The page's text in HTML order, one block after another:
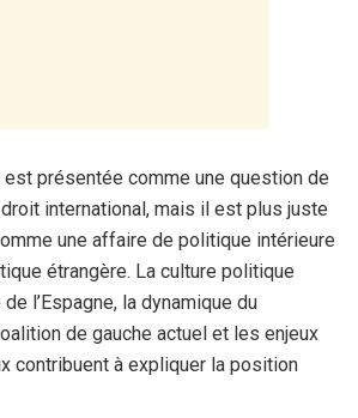
présentée comme une question de
international, mais il est plus juste
une affaire de politique intérieure
étrangère. La culture politique
l’Espagne, la dynamique du
de gauche actuel et les enjeux
contribuent à expliquer la position